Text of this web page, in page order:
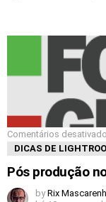
Comentários
DICAS DE
Pós produção
by Rix